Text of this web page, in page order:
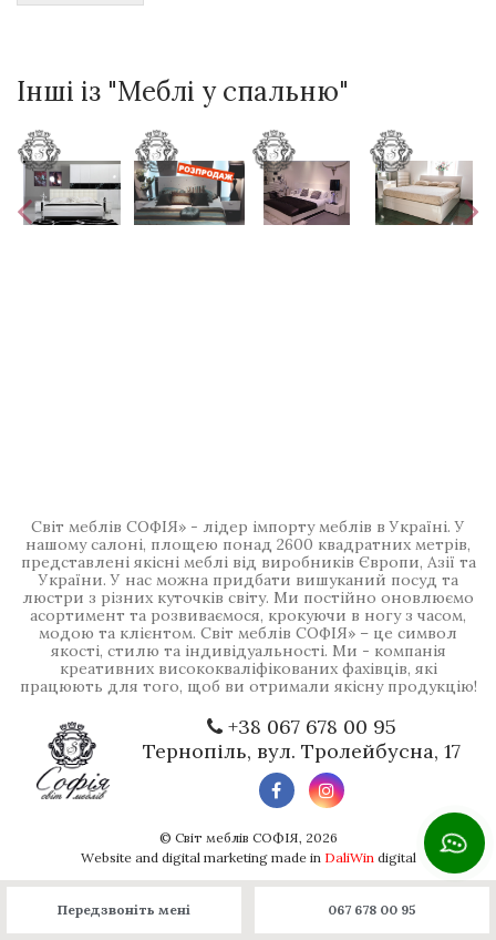
Передзвоніть мені 067 678 00 95
Інші із "Меблі у спальню"
Світ меблів СОФІЯ» - лідер імпорту меблів в Україні. У
нашому салоні, площею понад 2600 квадратних метрів,
представлені якісні меблі від виробників Європи, Азії та
України. У нас можна придбати вишуканий посуд та
люстри з різних куточків світу. Ми постійно оновлюємо
асортимент та розвиваємося, крокуючи в ногу з часом,
модою та клієнтом. Світ меблів СОФІЯ» – це символ
якості, стилю та індивідуальності. Ми - компанія
креативних висококваліфікованих фахівців, які
працюють для того, щоб ви отримали якісну продукцію!
+38 067 678 00 95
Тернопіль, вул. Тролейбусна, 17
© Світ меблів СОФІЯ, 2026
Website and digital marketing made in DaliWindigital